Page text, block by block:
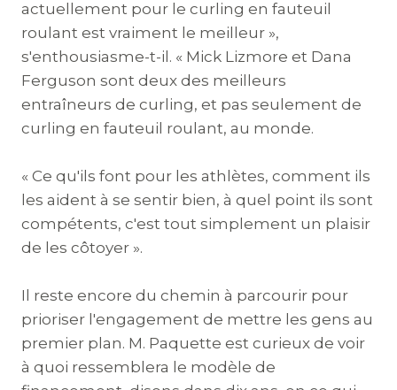
actuellement pour le curling en fauteuil
roulant est vraiment le meilleur »,
s'enthousiasme-t-il. « Mick Lizmore et Dana
Ferguson sont deux des meilleurs
entraîneurs de curling, et pas seulement de
curling en fauteuil roulant, au monde.
« Ce qu'ils font pour les athlètes, comment ils
les aident à se sentir bien, à quel point ils sont
compétents, c'est tout simplement un plaisir
de les côtoyer ».
Il reste encore du chemin à parcourir pour
prioriser l'engagement de mettre les gens au
premier plan. M. Paquette est curieux de voir
à quoi ressemblera le modèle de